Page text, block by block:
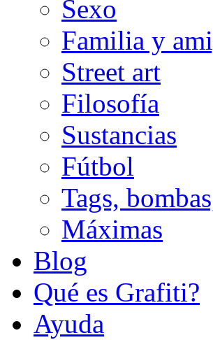
Sexo
Familia y
Street art
Filosofía
Sustancias
Fútbol
Tags,
Máximas
Blog
Qué es Grafiti?
Ayuda